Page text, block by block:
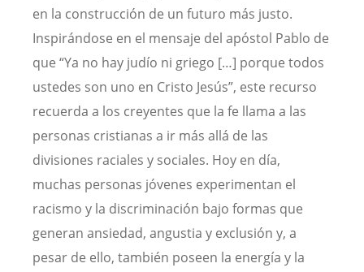
en la construcción de un futuro más justo.
Inspirándose en el mensaje del apóstol Pablo de
que “Ya no hay judío ni griego […] porque todos
ustedes son uno en Cristo Jesús”, este recurso
recuerda a los creyentes que la fe llama a las
personas cristianas a ir más allá de las
divisiones raciales y sociales. Hoy en día,
muchas personas jóvenes experimentan el
racismo y la discriminación bajo formas que
generan ansiedad, angustia y exclusión y, a
pesar de ello, también poseen la energía y la